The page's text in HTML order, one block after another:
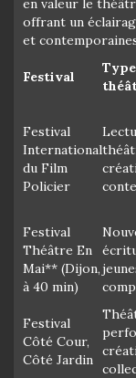
en valeur le
offrant un
et
Festival
Festival
International
du Film
Policier
Festival
Théâtre En
Mai** (Dijon,
à 40 min)
Festival
Côté Cour,
Côté Jardin